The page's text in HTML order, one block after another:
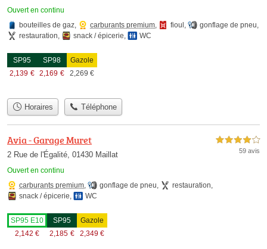
Ouvert en continu
bouteilles de gaz, carburants premium, fioul , gonflage de pneu,
restauration, snack / épicerie, WC
SP95
2,139 €
SP98
2,169 €
Gazole
2,269 €
Horaires Téléphone
Avia - Garage Muret
2 Rue de l'Égalité, 01430 Maillat
Ouvert en continu
4,0 étoiles sur 5
59 avis
carburants premium gonflage de pneu restauration
snack / épicerie
WC
SP95 E10
2,142 €
SP95
2,185 €
Gazole
2,349 €